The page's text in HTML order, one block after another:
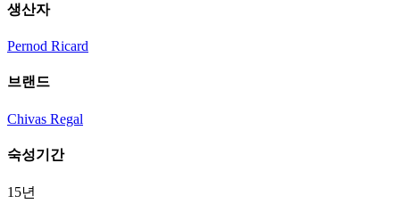
생산자
Pernod Ricard
브랜드
Chivas Regal
숙성기간
15년